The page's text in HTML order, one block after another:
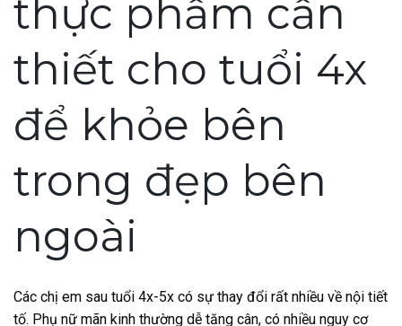
thực phẩm cần
thiết cho tuổi 4x
để khỏe bên
trong đẹp bên
ngoài
Các chị em sau tuổi 4x-5x có sự thay đổi rất nhiều về nội tiết
tố. Phụ nữ mãn kinh thường dễ tăng cân, có nhiều nguy cơ